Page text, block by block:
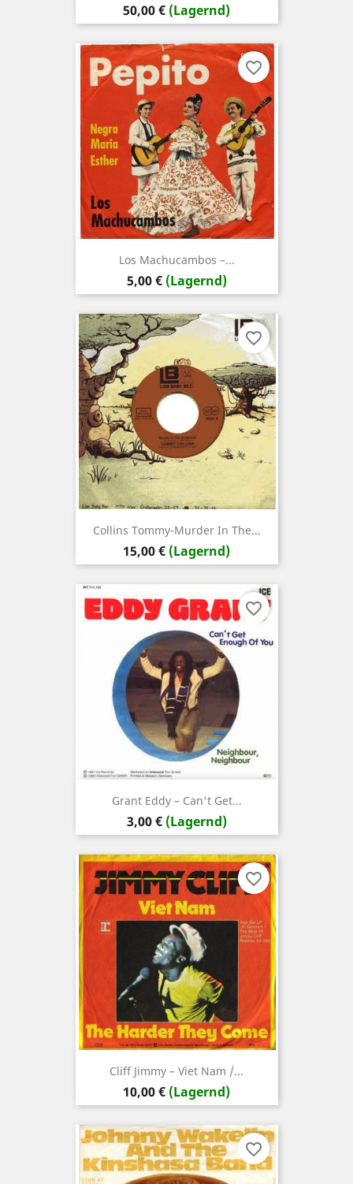
Preis
50,00 € (Lagernd)
Los Machucambos ‎–...
Preis
5,00 € (Lagernd)
favorite_border
Collins Tommy-Murder In The...
Preis
15,00 € (Lagernd)
favorite_border
Grant Eddy ‎– Can't Get...
Preis
3,00 € (Lagernd)
favorite_border
Cliff ‎Jimmy – Viet Nam /...
Preis
10,00 € (Lagernd)
favorite_border
favorite_border